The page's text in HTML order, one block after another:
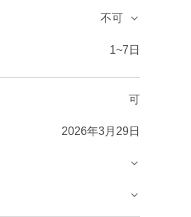
不可
1~7日
可
2026年3月29日